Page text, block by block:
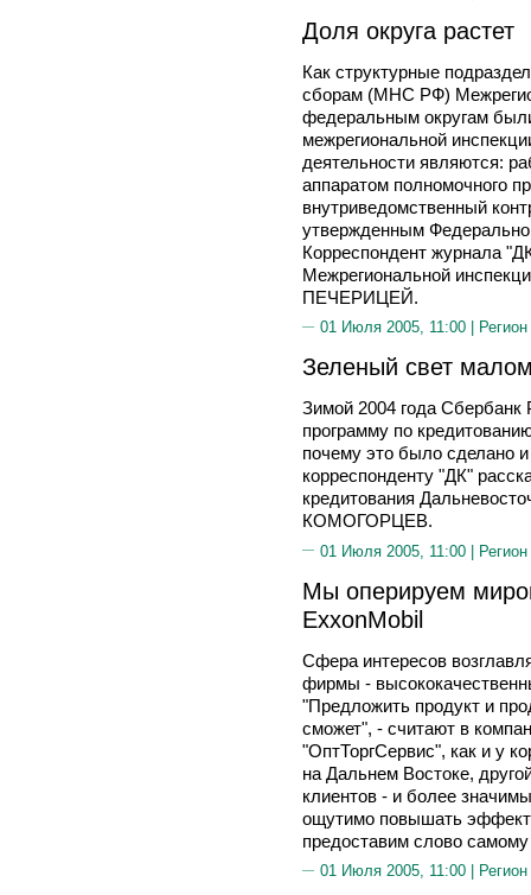
Доля округа растет
Как структурные
сборам (МНС РФ)
федеральным округам
межрегиональной
деятельности являются:
аппаратом полномочного
внутриведомственный
утвержденным
Корреспондент журнала
Межрегиональной
ПЕЧЕРИЦЕЙ.
01 Июля 2005, 11:00 |
Зеленый свет
Зимой 2004 года Сбербанк
программу по
почему это было сделано и
корреспонденту "ДК"
кредитования
КОМОГОРЦЕВ.
01 Июля 2005, 11:00 |
Мы оперируем
ExxonMobil
Сфера интересов
фирмы -
"Предложить продукт и
сможет", - считают в
"ОптТоргСервис", как и у
на Дальнем Востоке,
клиентов - и более
ощутимо повышать
предоставим слово
01 Июля 2005, 11:00 |